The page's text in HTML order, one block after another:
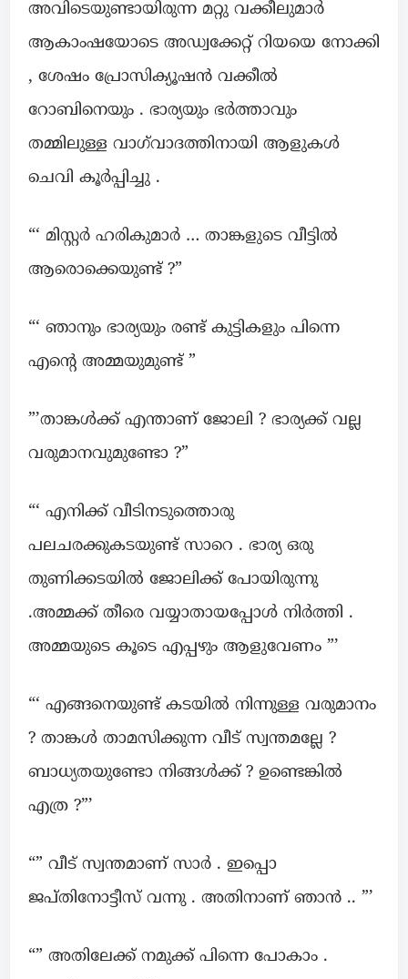
അവിടെയുണ്ടായിരുന്ന മറ്റു വക്കീലുമാർ
ആകാംഷയോടെ അഡ്വക്കേറ്റ് റിയയെ നോക്കി
, ശേഷം പ്രോസിക്യൂഷൻ വക്കീൽ
റോബിനെയും . ഭാര്യയും ഭർത്താവും
തമ്മിലുള്ള വാഗ്‌വാദത്തിനായി ആളുകൾ
ചെവി കൂർപ്പിച്ചു .
“‘ മിസ്റ്റർ ഹരികുമാർ … താങ്കളുടെ വീട്ടിൽ
ആരൊക്കെയുണ്ട് ?”
“‘ ഞാനും ഭാര്യയും രണ്ട് കുട്ടികളും പിന്നെ
എന്റെ അമ്മയുമുണ്ട് ”
”’താങ്കൾക്ക് എന്താണ് ജോലി ? ഭാര്യക്ക് വല്ല
വരുമാനവുമുണ്ടോ ?”
“‘ എനിക്ക് വീടിനടുത്തൊരു
പലചരക്കുകടയുണ്ട് സാറെ . ഭാര്യ ഒരു
തുണിക്കടയിൽ ജോലിക്ക് പോയിരുന്നു
.അമ്മക്ക് തീരെ വയ്യാതായപ്പോൾ നിർത്തി .
അമ്മയുടെ കൂടെ എപ്പഴും ആളുവേണം ”’
“‘ എങ്ങനെയുണ്ട് കടയിൽ നിന്നുള്ള വരുമാനം
? താങ്കൾ താമസിക്കുന്ന വീട് സ്വന്തമല്ലേ ?
ബാധ്യതയുണ്ടോ നിങ്ങൾക്ക് ? ഉണ്ടെങ്കിൽ
എത്ര ?”’
“” വീട് സ്വന്തമാണ് സാർ . ഇപ്പൊ
ജപ്തിനോട്ടീസ് വന്നു . അതിനാണ് ഞാൻ .. ”’
“” അതിലേക്ക് നമുക്ക് പിന്നെ പോകാം .